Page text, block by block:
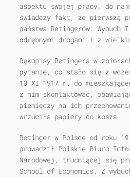
aspektu swojej pracy, do
świadczy fakt, że pierwszą
państwa Retingerów.
odrębnymi drogami i z
Rękopisy Retingera w
pytanie, co stało się z
10 XI 1917 r. do
z nim skontaktować,
pieniędzy na ich
wrzuciła papiery do kosza.
Retinger w Polsce od roku
prowadził Polskie Biuro
Narodowej, trudniącej się
School of Economics. Z